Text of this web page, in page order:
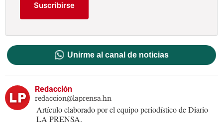
Suscribirse
Unirme al canal de noticias
Redacción
redaccion@laprensa.hn
Artículo elaborado por el equipo periodístico de Diario
LA PRENSA.